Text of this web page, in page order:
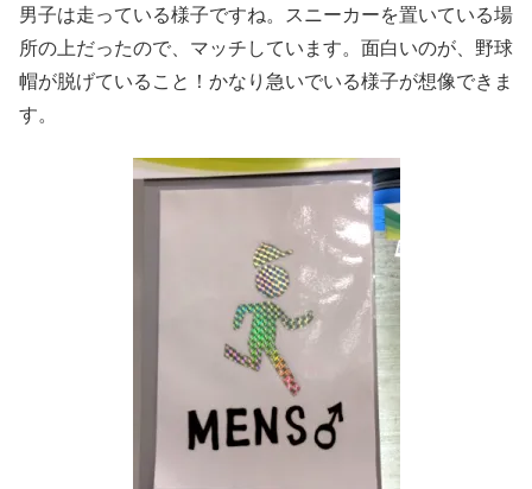
男子は走っている様子ですね。スニーカーを置いている場
所の上だったので、マッチしています。面白いのが、野球
帽が脱げていること！かなり急いでいる様子が想像できま
す。